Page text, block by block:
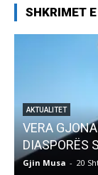
SHKRIMET
AKTUALITET
Pregaditi
Gjin Musa -